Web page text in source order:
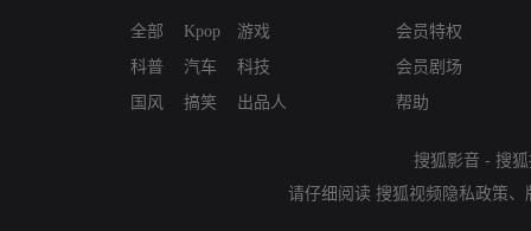
全部
科普
国风
Kpop
汽车
搞笑
游戏
科技
出品人
会员特权
会员剧场
帮助
搜狐影音 - 搜
请仔细阅读 搜狐视频隐私政策、